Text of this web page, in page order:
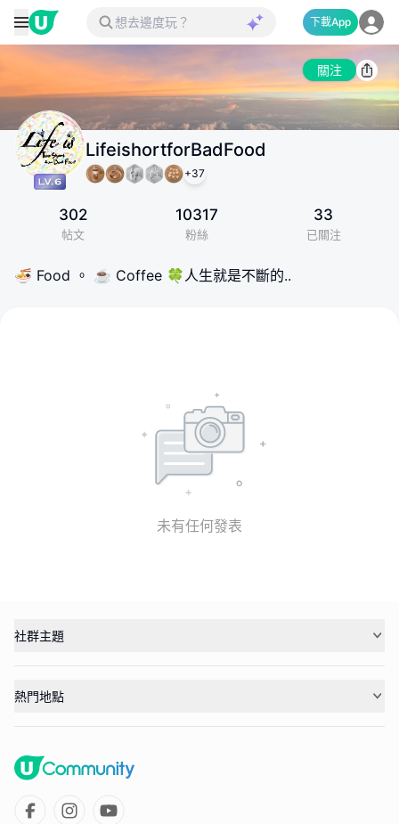
下載App
關注
LifeishortforBadFood
+37
302
帖文
10317
粉絲
33
已關注
🍜 Food 。 ☕️ Coffee 🍀人生就是不斷的..
未有任何發表
社群主題
熱門地點